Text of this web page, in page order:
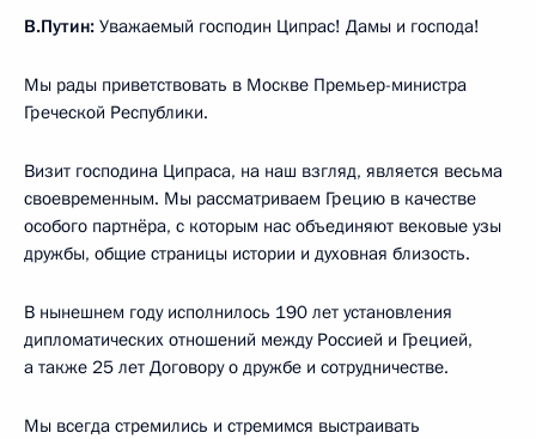
В.Путин: Уважаемый господин Ципрас! Дамы и господа!
Мы рады приветствовать в Москве Премьер-министра
Греческой Республики.
Визит господина Ципраса, на наш взгляд, является весьма
своевременным. Мы рассматриваем Грецию в качестве
особого партнёра, с которым нас объединяют вековые узы
дружбы, общие страницы истории и духовная близость.
В нынешнем году исполнилось 190 лет установления
дипломатических отношений между Россией и Грецией,
а также 25 лет Договору о дружбе и сотрудничестве.
Мы всегда стремились и стремимся выстраивать